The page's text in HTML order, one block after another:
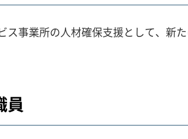
ス事業所の人材確保支援として、新
員